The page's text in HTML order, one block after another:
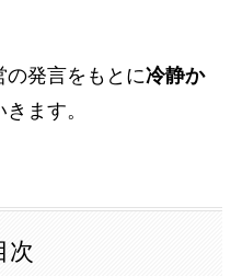
の発言をもとに冷静か
きます。
次